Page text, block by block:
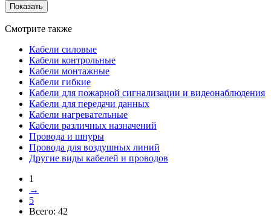
Смотрите также
Кабели силовые
Кабели контрольные
Кабели монтажные
Кабели гибкие
Кабели для пожарной сигнализации и видеонаблюдения
Кабели для передачи данных
Кабели нагревательные
Кабели различных назначений
Провода и шнуры
Провода для воздушных линий
Другие виды кабелей и проводов
1
→
5
Всего: 42